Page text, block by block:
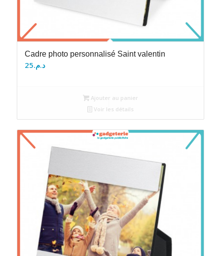
Cadre photo personnalisé Saint valentin
د.م.25
Ajouter au panier
Voir les détails